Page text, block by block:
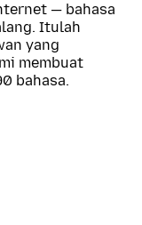
— bahasa
Itulah
yang
membuat
bahasa.